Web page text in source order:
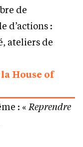
de
d’actions :
ateliers de
House of
: «Reprendre